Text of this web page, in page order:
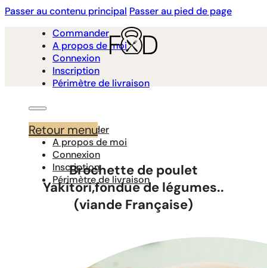
Passer au contenu principal Passer au pied de page
Commander
A propos de moi
Connexion
Inscription
Périmètre de livraison
Commander
A propos de moi
Connexion
Inscription
Périmètre de livraison
Retour menu
Brochette de poulet
Yakitori,fondue de légumes..
(viande Française)